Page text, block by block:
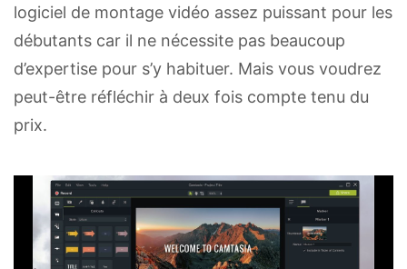
logiciel de montage vidéo assez puissant pour les
débutants car il ne nécessite pas beaucoup
d’expertise pour s’y habituer. Mais vous voudrez
peut-être réfléchir à deux fois compte tenu du
prix.